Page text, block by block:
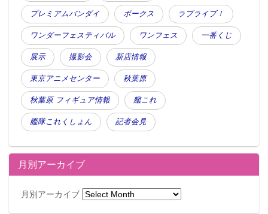
プレミアムバンダイ ボークス ラブライブ！
ワンダーフェスティバル ワンフェス 一番くじ
展示 撮影会 新店情報
東京アニメセンター 秋葉原
秋葉原 フィギュア情報 艦これ
艦隊これくしょん 記者会見
月別アーカイブ
月別アーカイブ